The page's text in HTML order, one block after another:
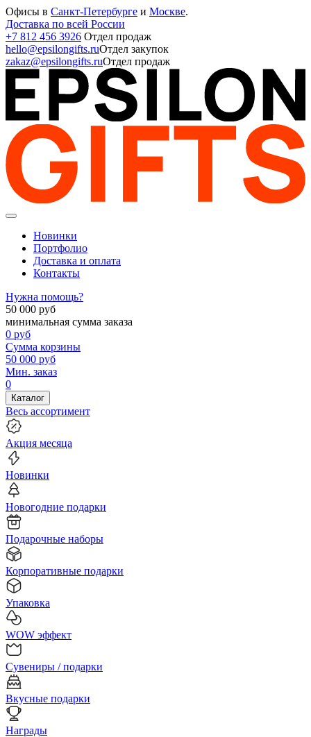
Офисы в Санкт-Петербурге и Москве.
Доставка по всей России
+7 812 456 3926 Отдел продаж
hello@epsilongifts.ruОтдел закупок
zakaz@epsilongifts.ruОтдел продаж
Новинки
Портфолио
Доставка и оплата
Контакты
Нужна помощь?
50 000 руб
минимальная сумма заказа
0 руб
Сумма корзины
50 000 руб
Мин. заказ
0
Каталог
Весь ассортимент
Акция месяца
Новинки
Новогодние подарки
Подарочные наборы
Корпоративные подарки
Упаковка
WOW эффект
Сувениры / подарки
Вкусные подарки
Награды